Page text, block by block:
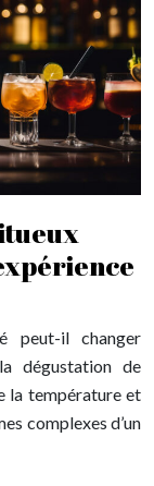
peut-il changer
dégustation de
la température et
complexes d’un